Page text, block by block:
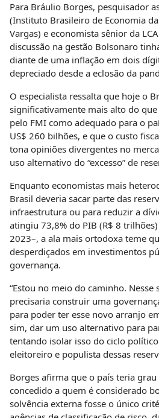
Para Bráulio Borges, pesquisador
(Instituto Brasileiro de Economia
Vargas) e economista sênior da
discussão na gestão Bolsonaro
diante de uma inflação em dois
depreciado desde a eclosão da
O especialista ressalta que hoje o
significativamente mais alto do
pelo FMI como adequado para o
US$ 260 bilhões, e que o custo
tona opiniões divergentes no
uso alternativo do “excesso” de
Enquanto economistas mais
Brasil deveria sacar parte das
infraestrutura ou para reduzir a
atingiu 73,8% do PIB (R$ 8
2023–, a ala mais ortodoxa teme
desperdiçados em investimentos
governança.
“Estou no meio do caminho. Nesse
precisaria construir uma
para poder ter esse novo arranjo
sim, dar um uso alternativo para
tentando isolar isso do ciclo
eleitoreiro e populista dessas
Borges afirma que o país teria
concedido a quem é considerado
solvência externa fosse o único